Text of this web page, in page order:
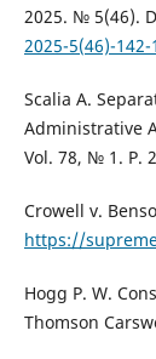
2025. № 5(46).
2025-5(46)-142-
Scalia A.
Administrative
Vol. 78, № 1. P.
Crowell v.
https://
Hogg P. W.
Thomson